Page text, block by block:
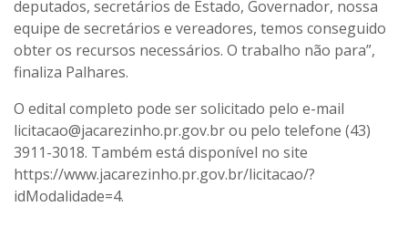
deputados, secretários de Estado, Governador, nossa
equipe de secretários e vereadores, temos conseguido
obter os recursos necessários. O trabalho não para”,
finaliza Palhares.
O edital completo pode ser solicitado pelo e-mail
licitacao@jacarezinho.pr.gov.br ou pelo telefone (43)
3911-3018. Também está disponível no site
https://www.jacarezinho.pr.gov.br/licitacao/?
idModalidade=4.